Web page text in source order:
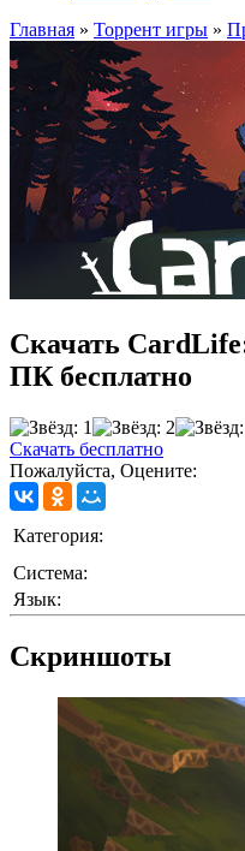
Главная » Торрент игры »
Скачать
ПК бесплатно
Скачать бесплатно
Пожалуйста, Оцените:
Категория:
Cистема:
Язык:
Скриншоты